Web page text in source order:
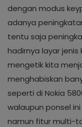
dengan modus
adanya
tentu saja
hadirnya layar
mengetik kita
menghabiskan
seperti di Nokia
walaupun ponsel
namun fitur multi-